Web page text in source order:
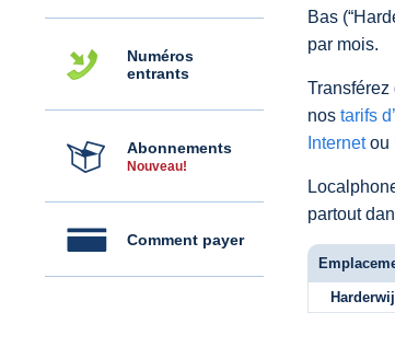
Numéros
entrants
Abonnements
Nouveau!
Comment payer
Bas
par mois.
nos tarifs
Internetou
partout